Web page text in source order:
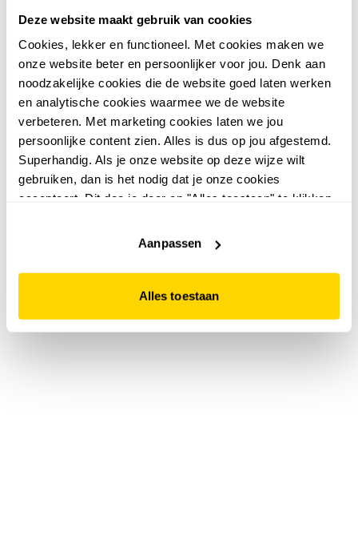
Deze website maakt gebruik van cookies
Cookies, lekker en functioneel. Met cookies maken we
onze website beter en persoonlijker voor jou. Denk aan
noodzakelijke cookies die de website goed laten werken
en analytische cookies waarmee we de website
verbeteren. Met marketing cookies laten we jou
persoonlijke content zien. Alles is dus op jou afgestemd.
Superhandig. Als je onze website op deze wijze wilt
gebruiken, dan is het nodig dat je onze cookies
accepteert. Dit doe je door op "Alles toestaan" te klikken.
website niet optimaal functioneert.
Aanpassen
Alles toestaan